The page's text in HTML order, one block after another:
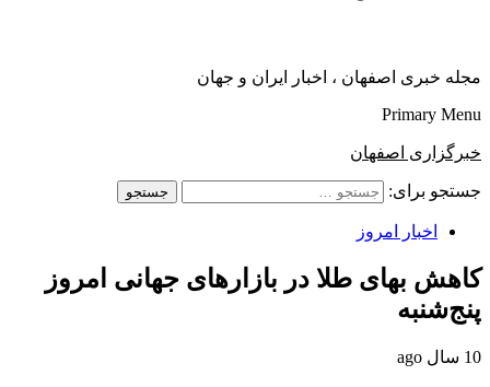
مجله خبری اصفهان ، اخبار ایران و جهان
Primary Menu
خبرگزاری اصفهان
جستجو برای:
اخبار امروز
کاهش بهای طلا در بازارهای جهانی امروز
پنج‌شنبه
10 سال ago